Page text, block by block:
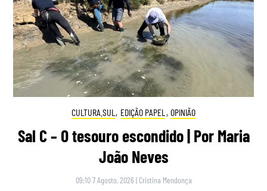
CULTURA.SUL , EDIÇÃO PAPEL , OPINIÃO
Sal C – O tesouro escondido | Por Maria
João Neves
09:10 7 Agosto, 2026 | Cristina Mendonça